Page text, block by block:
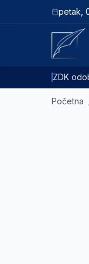
petak
ZDK
Početna